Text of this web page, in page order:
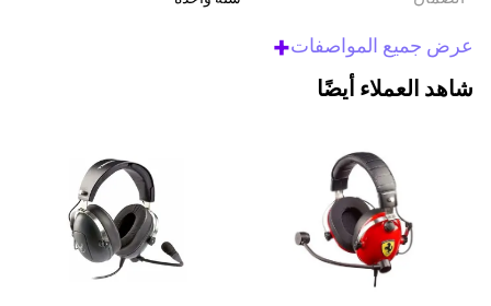
عرض جميع المواصفات+
شاهد العملاء أيضًا